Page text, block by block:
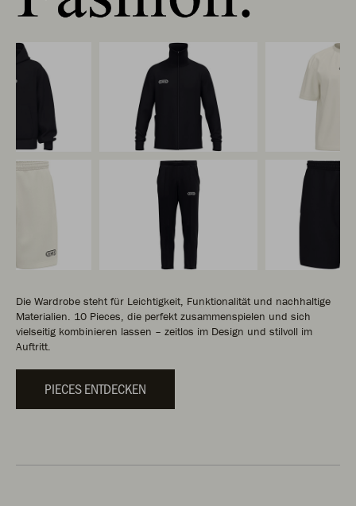
Die Wardrobe steht für Leichtigkeit, Funktionalität und nachhaltige
Materialien. 10 Pieces, die perfekt zusammenspielen und sich
vielseitig kombinieren lassen – zeitlos im Design und stilvoll im
Auftritt.
PIECES ENTDECKEN